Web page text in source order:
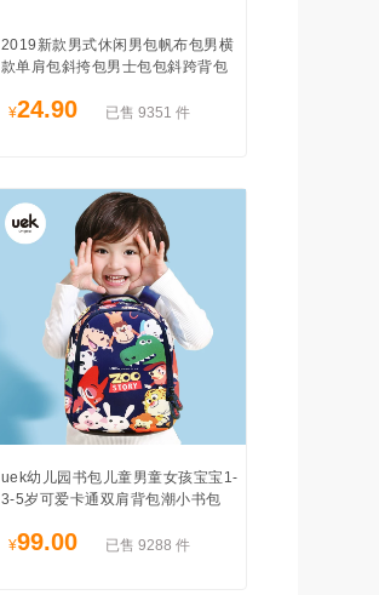
2019新款男式休闲男包帆布包男横
款单肩包斜挎包男士包包斜跨背包
¥24.90 已售 9351 件
uek幼儿园书包儿童男童女孩宝宝1-
3-5岁可爱卡通双肩背包潮小书包
¥99.00 已售 9288 件